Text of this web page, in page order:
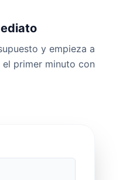
y empieza a
primer minuto con